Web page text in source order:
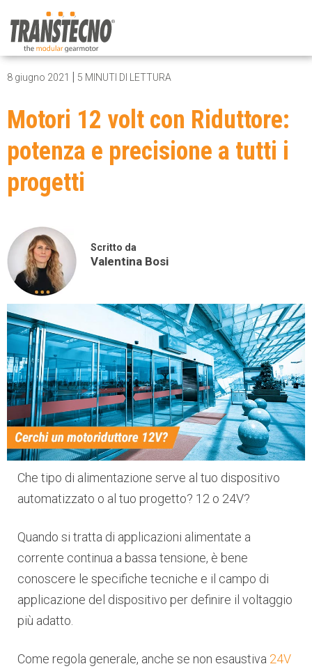
8 giugno 2021 | 5 MINUTI DI LETTURA
Motori 12 volt con Riduttore:
potenza e precisione a tutti i
progetti
Scritto da
Valentina Bosi
Che tipo di alimentazione serve al tuo dispositivo
automatizzato o al tuo progetto? 12 o 24V?
Quando si tratta di applicazioni alimentate a
corrente continua a bassa tensione, è bene
conoscere le specifiche tecniche e il campo di
applicazione del dispositivo per definire il voltaggio
più adatto.
Come regola generale, anche se non esaustiva 24V